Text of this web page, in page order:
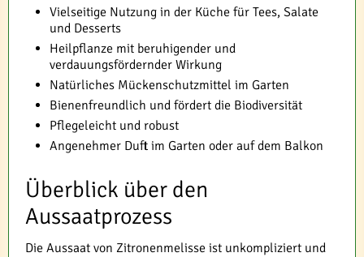
Vielseitige Nutzung in der Küche für Tees, Salate
und Desserts
Heilpflanze mit beruhigender und
verdauungsfördernder Wirkung
Natürliches Mückenschutzmittel im Garten
Bienenfreundlich und fördert die Biodiversität
Pflegeleicht und robust
Angenehmer Duft im Garten oder auf dem Balkon
Überblick über den
Aussaatprozess
Die Aussaat von Zitronenmelisse ist unkompliziert und